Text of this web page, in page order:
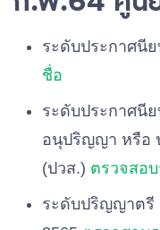
ระดับประกาศนี
ชื่อ
ระดับประกาศนี
อนุปริญญา หรือ
(ปวส.) ตรวจสอ
ระดับปริญญาตรี